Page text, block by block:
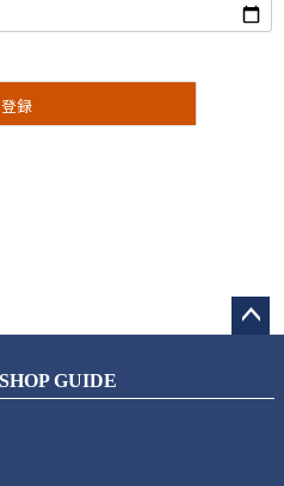
登録
ップ
GUIDE